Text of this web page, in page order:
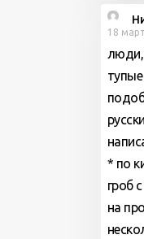
18
* по
гроб
на